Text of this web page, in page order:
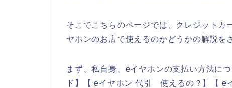
そこでこちらのページでは、クレジットカ
ヤホンのお店で使えるのかどうかの解説を
まず、私自身、eイヤホンの支払い方法に
ド】【 eイヤホン 代引 使えるの？】【 e